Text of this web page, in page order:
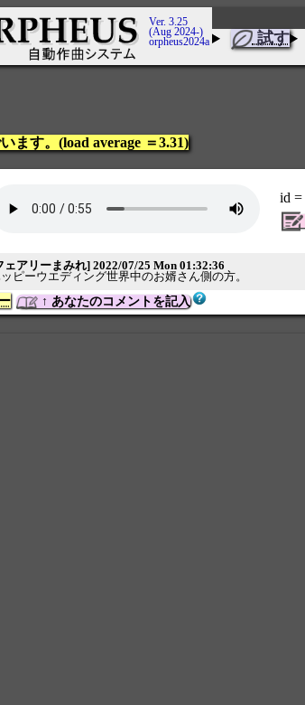
Ver. 3.25
(Aug 2024-)
orpheus2024a 試す
ます。(load average ＝3.31)
id =
ェアリーまみれ] 2022/07/25 Mon 01:32:36
ピーウエディング世界中のお婿さん側の方。
↑ あなたのコメントを記入